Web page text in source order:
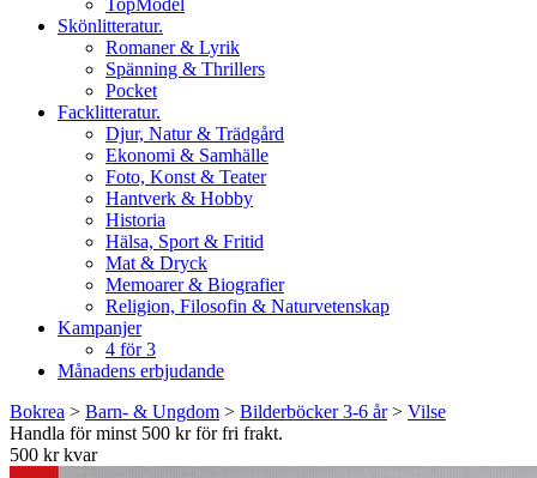
TopModel
Skönlitteratur.
Romaner & Lyrik
Spänning & Thrillers
Pocket
Facklitteratur.
Djur, Natur & Trädgård
Ekonomi & Samhälle
Foto, Konst & Teater
Hantverk & Hobby
Historia
Hälsa, Sport & Fritid
Mat & Dryck
Memoarer & Biografier
Religion, Filosofin & Naturvetenskap
Kampanjer
4 för 3
Månadens erbjudande
Bokrea > Barn- & Ungdom > Bilderböcker 3-6 år> Vilse
Handla för minst 500 kr för fri frakt.
500 kr kvar